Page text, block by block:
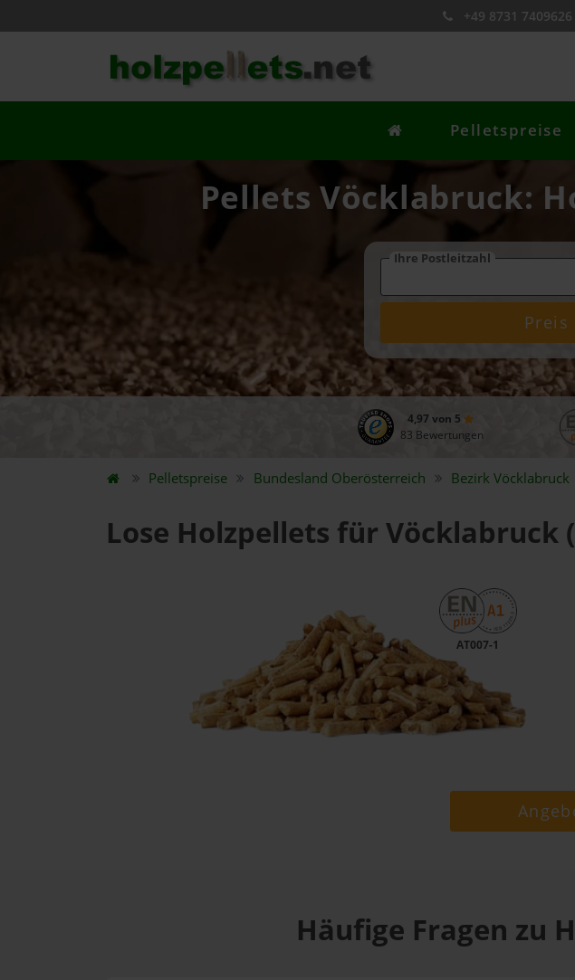
+49 8731 7409626
Pelletspreise
Pellets Vöcklabruck:
Ihre Postleitzahl
Preis
4,97 von 5
83 Bewertungen
Pelletspreise Bundesland Oberösterreich BezirkVöcklabruck
Lose Holzpellets für Vöcklabruck
AT007-1
Häufige Fragen zu